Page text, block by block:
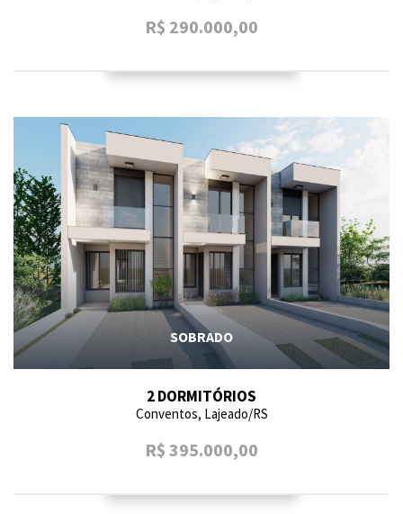
R$ 290.000,00
SOBRADO
2 DORMITÓRIOS
Conventos, Lajeado/RS
R$ 395.000,00